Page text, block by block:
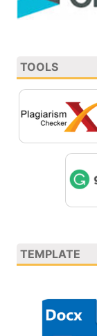
TOOLS
TEMPLATE